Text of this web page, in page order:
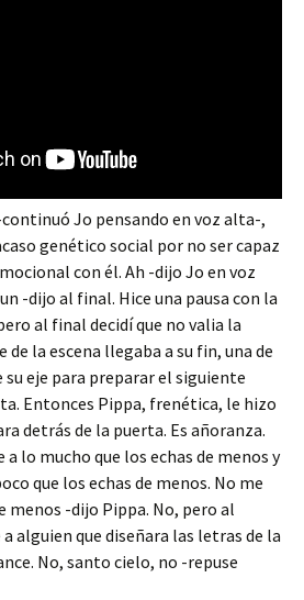
Jo pensando en voz alta-,
genético social por no ser capaz
con él. Ah -dijo Jo en voz
-dijo al final. Hice una pausa con la
al final decidí que no valia la
de la escena llegaba a su fin, una de
eje para preparar el siguiente
Entonces Pippa, frenética, le hizo
detrás de la puerta. Es añoranza.
lo mucho que los echas de menos y
que los echas de menos. No me
menos -dijo Pippa. No, pero al
alguien que diseñara las letras de la
No, santo cielo, no -repuse